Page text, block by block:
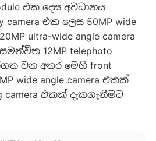
එක දෙස අවධානය
එක ලෙස 50MP wide
ultra-wide angle camera
12MP telephoto
වන අතර මෙහි front
wide angle camera එකක්
camera එකක් දැකගැනීමට